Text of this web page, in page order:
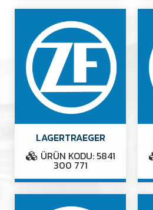
LAGERTRAEGER
ÜRÜN KODU: 5841
300 771